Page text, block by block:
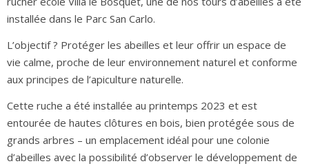
installée dans le Parc San Carlo.
L’objectif ? Protéger les abeilles et leur offrir un espace de
vie calme, proche de leur environnement naturel et conforme
aux principes de l’apiculture naturelle.
Cette ruche a été installée au printemps 2023 et est
entourée de hautes clôtures en bois, bien protégée sous de
grands arbres – un emplacement idéal pour une colonie
d’abeilles avec la possibilité d’observer le développement de